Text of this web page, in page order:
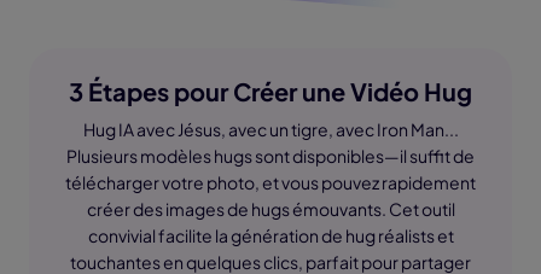
3 Étapes pour Créer une Vidéo Hug
Hug IA avec Jésus, avec un tigre, avec Iron Man...
Plusieurs modèles hugs sont disponibles—il suffit de
télécharger votre photo, et vous pouvez rapidement
créer des images de hugs émouvants. Cet outil
convivial facilite la génération de hug réalists et
touchantes en quelques clics, parfait pour partager